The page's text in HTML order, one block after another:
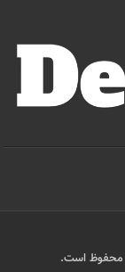
محفوظ است.